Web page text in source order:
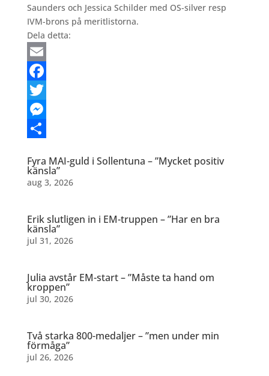
Saunders och Jessica Schilder med OS-silver resp
IVM-brons på meritlistorna.
Dela detta:
Email
Facebook
Twitter
Messenger
Fyra MAI-guld i Sollentuna – ”Mycket positiv
känsla”
aug 3, 2026
Erik slutligen in i EM-truppen – ”Har en bra
känsla”
jul 31, 2026
Julia avstår EM-start – ”Måste ta hand om
kroppen”
jul 30, 2026
Två starka 800-medaljer – ”men under min
förmåga”
jul 26, 2026